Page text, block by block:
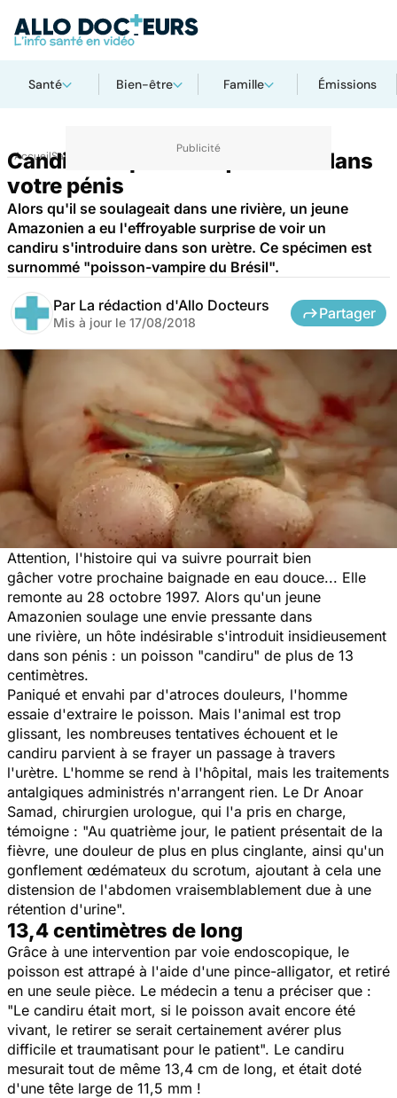
Santé Bien-être Famille Émissions
AccueilSanté
Candiru : le poisson qui rentre dans
votre pénis
Alors qu'il se soulageait dans une rivière, un jeune
Amazonien a eu l'effroyable surprise de voir un
candiru s'introduire dans son urètre. Ce spécimen est
surnommé "poisson-vampire du Brésil".
Par La rédaction d'Allo Docteurs
Mis à jour le 17/08/2018
Partager
Attention, l'histoire qui va suivre pourrait bien
gâcher votre prochaine baignade en eau douce... Elle
remonte au 28 octobre 1997. Alors qu'un jeune
Amazonien soulage une envie pressante dans
une rivière, un hôte indésirable s'introduit insidieusement
dans son pénis : un poisson "candiru" de plus de 13
centimètres.
Paniqué et envahi par d'atroces douleurs, l'homme
essaie d'extraire le poisson. Mais l'animal est trop
glissant, les nombreuses tentatives échouent et le
candiru parvient à se frayer un passage à travers
l'urètre. L'homme se rend à l'hôpital, mais les traitements
antalgiques administrés n'arrangent rien. Le Dr Anoar
Samad, chirurgien urologue, qui l'a pris en charge,
témoigne : "Au quatrième jour, le patient présentait de la
fièvre, une douleur de plus en plus cinglante, ainsi qu'un
gonflement œdémateux du scrotum, ajoutant à cela une
distension de l'abdomen vraisemblablement due à une
rétention d'urine".
13,4 centimètres de long
Grâce à une intervention par voie endoscopique, le
poisson est attrapé à l'aide d'une pince-alligator, et retiré
en une seule pièce. Le médecin a tenu a préciser que :
"Le candiru était mort, si le poisson avait encore été
vivant, le retirer se serait certainement avérer plus
difficile et traumatisant pour le patient". Le candiru
mesurait tout de même 13,4 cm de long, et était doté
d'une tête large de 11,5 mm !